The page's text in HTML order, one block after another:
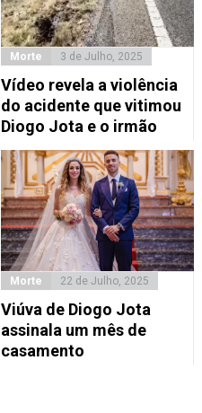
Morte 3 de Julho, 2025
Vídeo revela a violência
do acidente que vitimou
Diogo Jota e o irmão
Morte 22 de Julho, 2025
Viúva de Diogo Jota
assinala um mês de
casamento